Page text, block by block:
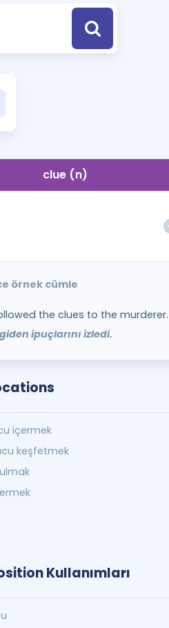
Sınavları Tek Takvimde
Tüm Sınavlarla İlgili Haberler
clue (n)
örnek cümle
the clues to the murderer.
ipuçlarını izledi.
içermek
keşfetmek
Kullanımları